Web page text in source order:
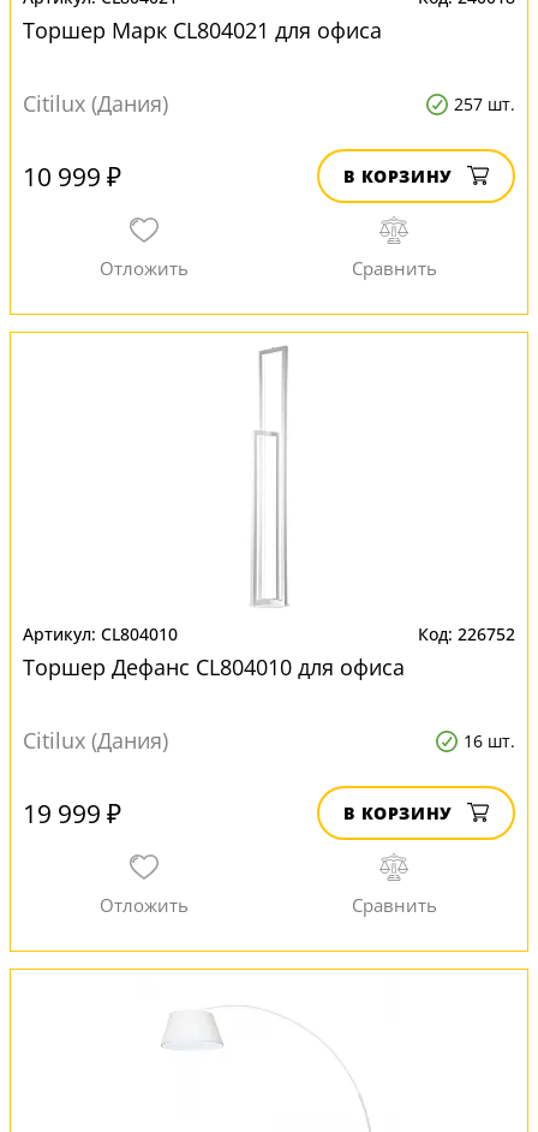
Торшер Марк CL804021 для офиса
Citilux (Дания) 257 шт.
10 999 ₽ В КОРЗИНУ
CL804010 226752
Торшер Дефанс CL804010 для офиса
Citilux (Дания) 16 шт.
19 999 ₽ В КОРЗИНУ